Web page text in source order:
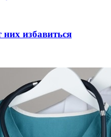
избавиться